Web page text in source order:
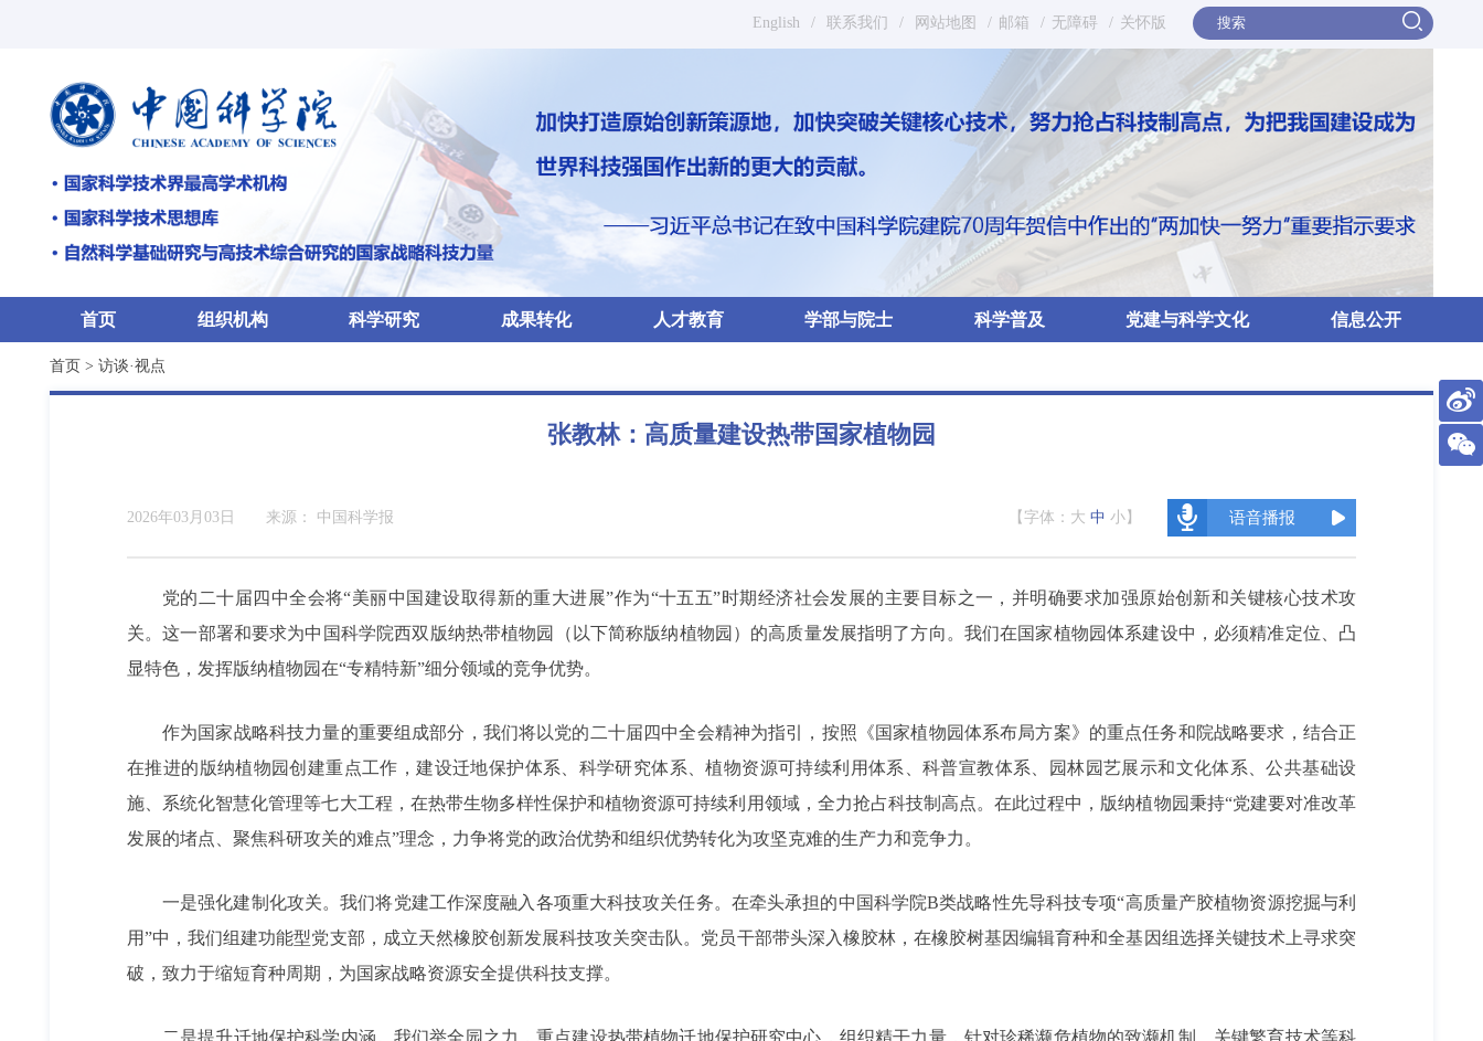
English / 联系我们 / 网站地图 / 邮箱 / 无障碍 / 关怀版
首页 组织机构 科学研究 成果转化 人才教育 学部与院士 科学普及 党建与科学文化 信息公开
首页 > 访谈·视点
张教林：高质量建设热带国家植物园
2026年03月03日 来源： 中国科学报 【字体： 大 中 小 】 语音播报
党的二十届四中全会将“美丽中国建设取得新的重大进展”作为“十五五”时期经济社会发展的主要目标之一，并明确要求加强原始创新和关键核心技术攻
关。这一部署和要求为中国科学院西双版纳热带植物园（以下简称版纳植物园）的高质量发展指明了方向。我们在国家植物园体系建设中，必须精准定位、凸
显特色，发挥版纳植物园在“专精特新”细分领域的竞争优势。
作为国家战略科技力量的重要组成部分，我们将以党的二十届四中全会精神为指引，按照《国家植物园体系布局方案》的重点任务和院战略要求，结合正
在推进的版纳植物园创建重点工作，建设迁地保护体系、科学研究体系、植物资源可持续利用体系、科普宣教体系、园林园艺展示和文化体系、公共基础设
施、系统化智慧化管理等七大工程，在热带生物多样性保护和植物资源可持续利用领域，全力抢占科技制高点。在此过程中，版纳植物园秉持“党建要对准改革
发展的堵点、聚焦科研攻关的难点”理念，力争将党的政治优势和组织优势转化为攻坚克难的生产力和竞争力。
一是强化建制化攻关。我们将党建工作深度融入各项重大科技攻关任务。在牵头承担的中国科学院B类战略性先导科技专项“高质量产胶植物资源挖掘与利
用”中，我们组建功能型党支部，成立天然橡胶创新发展科技攻关突击队。党员干部带头深入橡胶林，在橡胶树基因编辑育种和全基因组选择关键技术上寻求突
破，致力于缩短育种周期，为国家战略资源安全提供科技支撑。
二是提升迁地保护科学内涵。我们举全园之力，重点建设热带植物迁地保护研究中心，组织精干力量，针对珍稀濒危植物的致濒机制、关键繁育技术等科